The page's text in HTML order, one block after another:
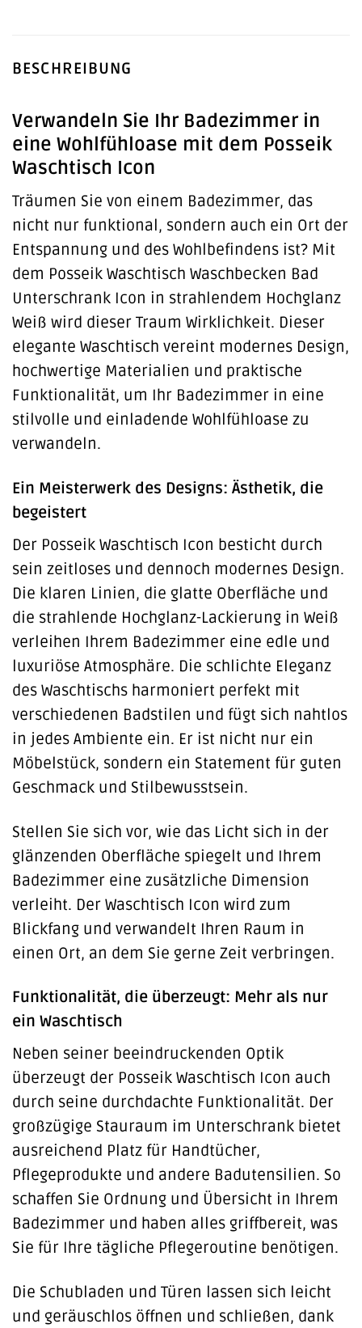
BESCHREIBUNG
Verwandeln Sie Ihr Badezimmer in
eine Wohlfühloase mit dem Posseik
Waschtisch Icon
Träumen Sie von einem Badezimmer, das
nicht nur funktional, sondern auch ein Ort der
Entspannung und des Wohlbefindens ist? Mit
dem Posseik Waschtisch Waschbecken Bad
Unterschrank Icon in strahlendem Hochglanz
Weiß wird dieser Traum Wirklichkeit. Dieser
elegante Waschtisch vereint modernes Design,
hochwertige Materialien und praktische
Funktionalität, um Ihr Badezimmer in eine
stilvolle und einladende Wohlfühloase zu
verwandeln.
Ein Meisterwerk des Designs: Ästhetik, die
begeistert
Der Posseik Waschtisch Icon besticht durch
sein zeitloses und dennoch modernes Design.
Die klaren Linien, die glatte Oberfläche und
die strahlende Hochglanz-Lackierung in Weiß
verleihen Ihrem Badezimmer eine edle und
luxuriöse Atmosphäre. Die schlichte Eleganz
des Waschtischs harmoniert perfekt mit
verschiedenen Badstilen und fügt sich nahtlos
in jedes Ambiente ein. Er ist nicht nur ein
Möbelstück, sondern ein Statement für guten
Geschmack und Stilbewusstsein.
Stellen Sie sich vor, wie das Licht sich in der
glänzenden Oberfläche spiegelt und Ihrem
Badezimmer eine zusätzliche Dimension
verleiht. Der Waschtisch Icon wird zum
Blickfang und verwandelt Ihren Raum in
einen Ort, an dem Sie gerne Zeit verbringen.
Funktionalität, die überzeugt: Mehr als nur
ein Waschtisch
Neben seiner beeindruckenden Optik
überzeugt der Posseik Waschtisch Icon auch
durch seine durchdachte Funktionalität. Der
großzügige Stauraum im Unterschrank bietet
ausreichend Platz für Handtücher,
Pflegeprodukte und andere Badutensilien. So
schaffen Sie Ordnung und Übersicht in Ihrem
Badezimmer und haben alles griffbereit, was
Sie für Ihre tägliche Pflegeroutine benötigen.
Die Schubladen und Türen lassen sich leicht
und geräuschlos öffnen und schließen, dank